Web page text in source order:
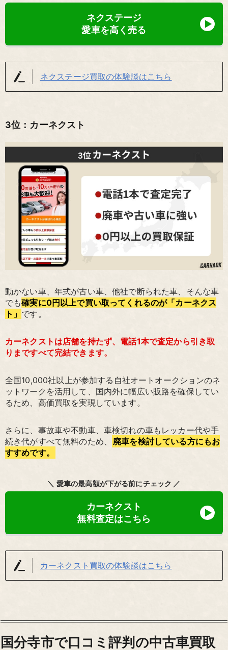
ネクステージ
愛車を高く売る
ネクステージ買取の体験談はこちら
3位：カーネクスト
動かない車、年式が古い車、他社で断られた車、そんな車
でも確実に0円以上で買い取ってくれるのが「カーネクス
ト」 です。
カーネクストは店舗を持たず、電話1本で査定から引き取
りまですべて完結できます。
全国10,000社以上が参加する自社オートオークションのネ
ットワークを活用して、国内外に幅広い販路を確保してい
るため、高価買取を実現しています。
さらに、事故車や不動車、車検切れの車もレッカー代や手
続き代がすべて無料のため、 廃車を検討している方にもお
すすめです。
＼ 愛車の最高額が下がる前にチェック ／
カーネクスト
無料査定はこちら
カーネクスト買取の体験談はこちら
国分寺市で口コミ評判の中古車買取